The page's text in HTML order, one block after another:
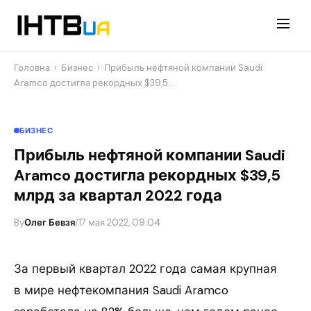
Головна › Бизнес › Прибыль нефтяной компании Saudi
Aramco достигла рекордных $39,5…
БИЗНЕС
Прибыль нефтяной компании Saudi
Aramco достигла рекордных $39,5
млрд за квартал 2022 года
ByОлег Бевзя/17 мая 2022, 09:04
За первый квартал 2022 года самая крупная
в мире нефтекомпания Saudi Aramco